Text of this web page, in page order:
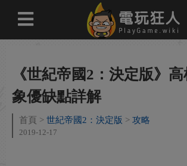
《世紀帝國2：決定版》
象優缺點詳解
首頁 世紀帝國2：決定版 攻略
2019-12-17